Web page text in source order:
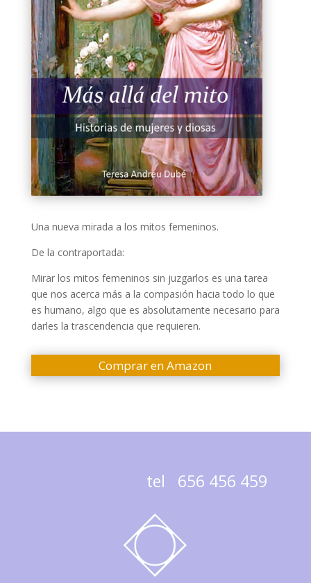
Una nueva mirada a los mitos femeninos.
De la contraportada:
Mirar los mitos femeninos sin juzgarlos es una tarea
que nos acerca más a la compasión hacia todo lo que
es humano, algo que es absolutamente necesario para
darles la trascendencia que requieren.
Comprar en Amazon
tel 656 456 459